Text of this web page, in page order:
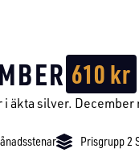
610kr
äkta silver. December
Prisgrupp 2